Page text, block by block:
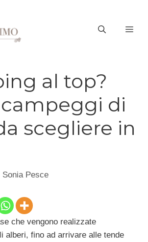
al top?
campeggi di
scegliere in
Sonia Pesce
che vengono realizzate
alberi, fino ad arrivare alle tende